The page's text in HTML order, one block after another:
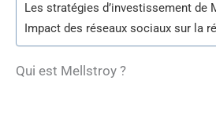
Les stratégies d’investissement de
Impact des réseaux sociaux sur la
Qui est Mellstroy ?